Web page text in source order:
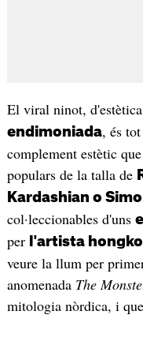
El viral ninot, d'estètica
endimoniada, és
complement estètic
populars de la talla de
Kardashian o
col·leccionables d'uns
per
l'artista
veure la llum per
anomenada The
mitologia nòrdica, i